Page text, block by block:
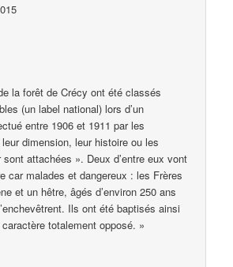
la forêt de Crécy ont été classés
(un label national) lors d’un
entre 1906 et 1911 par les
dimension, leur histoire ou les
attachées ». Deux d’entre eux vont
car malades et dangereux : les Frères
et un hêtre, âgés d’environ 250 ans
Ils ont été baptisés ainsi
totalement opposé. »